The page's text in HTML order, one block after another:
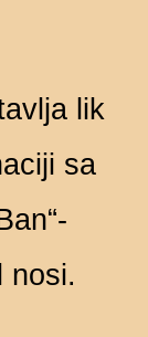
lik
sa
nosi.